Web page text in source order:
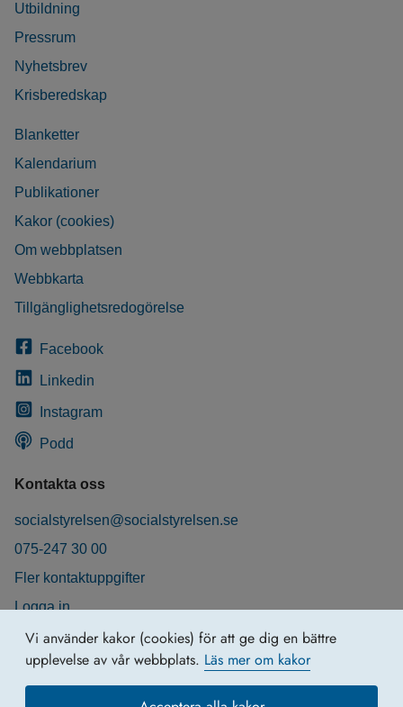
Vi använder kakor (cookies) för att ge dig en bättre
upplevelse av vår webbplats. Läs mer om kakor
Utbildning
Pressrum
Nyhetsbrev
Krisberedskap
Blanketter
Kalendarium
Publikationer
Kakor (cookies)
Om webbplatsen
Webbkarta
Tillgänglighetsredogörelse
Facebook
Linkedin
Instagram
Podd
Kontakta oss
socialstyrelsen@socialstyrelsen.se
075-247 30 00
Fler kontaktuppgifter
Logga in
Behandling av personuppgifter